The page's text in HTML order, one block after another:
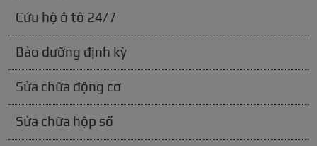
Cứu hộ ô tô 24/7
Bảo dưỡng định kỳ
Sửa chữa động cơ
Sửa chữa hộp số